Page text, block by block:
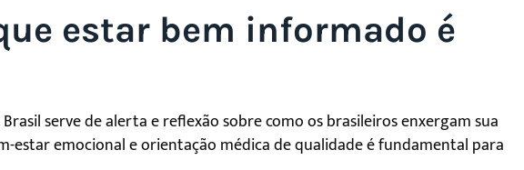
estar bem informado é
serve de alerta e reflexão sobre como os brasileiros enxergam sua
estar emocional e orientação médica de qualidade é fundamental para